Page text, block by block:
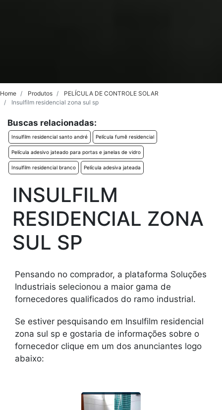
Home Produtos
PELÍCULA DE CONTROLE SOLAR
Insulfilm residencial zona sul sp
Buscas relacionadas:
Insulfilm residencial santo andré Película fumê residencial
Película adesivo jateado para portas e janelas de vidro
Insulfilm residencial branco Película adesiva jateada
INSULFILM
RESIDENCIAL ZONA
SUL SP
Pensando no comprador, a plataforma Soluções
Industriais selecionou a maior gama de
fornecedores qualificados do ramo industrial.
Se estiver pesquisando em Insulfilm residencial
zona sul sp e gostaria de informações sobre o
fornecedor clique em um dos anunciantes logo
abaixo: